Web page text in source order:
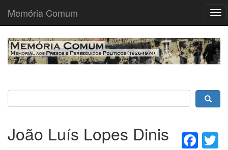
Passar
para
Memória Comum
João Luís Lopes Dinis